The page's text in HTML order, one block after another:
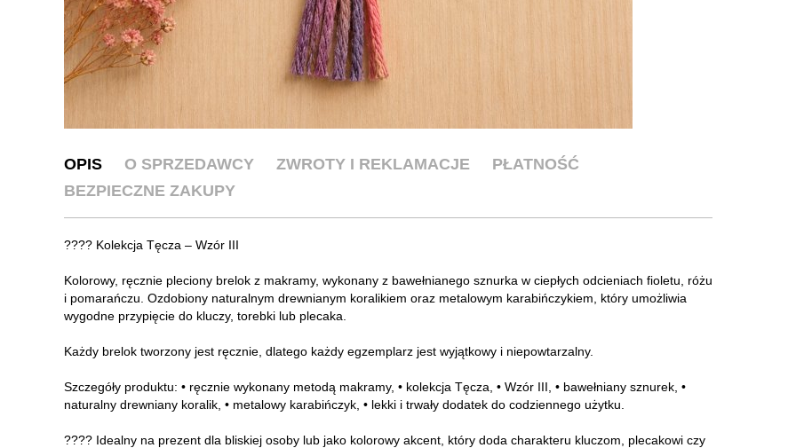
OPIS O SPRZEDAWCY ZWROTY I REKLAMACJE
PŁATNOŚĆ
BEZPIECZNE ZAKUPY
???? Kolekcja Tęcza – Wzór III
Kolorowy, ręcznie pleciony brelok z makramy, wykonany z bawełnianego sznurka w ciepłych odcieniach fioletu, różu
i pomarańczu. Ozdobiony naturalnym drewnianym koralikiem oraz metalowym karabińczykiem, który umożliwia
wygodne przypięcie do kluczy, torebki lub plecaka.
Każdy brelok tworzony jest ręcznie, dlatego każdy egzemplarz jest wyjątkowy i niepowtarzalny.
Szczegóły produktu: • ręcznie wykonany metodą makramy, • kolekcja Tęcza, • Wzór III, • bawełniany sznurek, •
naturalny drewniany koralik, • metalowy karabińczyk, • lekki i trwały dodatek do codziennego użytku.
???? Idealny na prezent dla bliskiej osoby lub jako kolorowy akcent, który doda charakteru kluczom, plecakowi czy